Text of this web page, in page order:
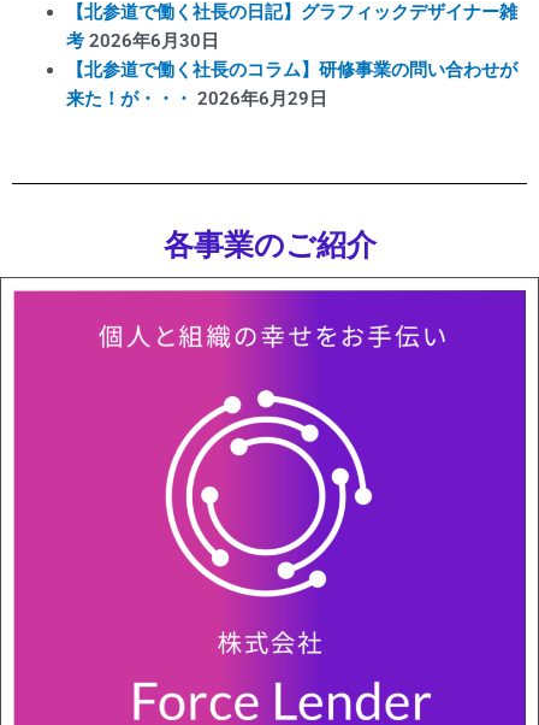
【北参道で働く社長の日記】グラフィックデザイナー雑
考 2026年6月30日
【北参道で働く社長のコラム】研修事業の問い合わせが
来た！が・・・ 2026年6月29日
各事業のご紹介